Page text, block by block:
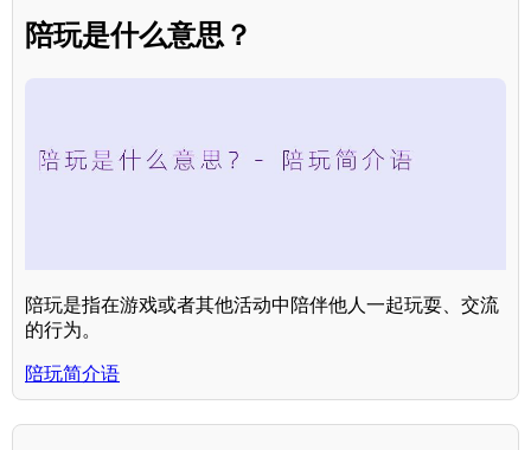
陪玩是什么意思？
陪玩是指在游戏或者其他活动中陪伴他人一起玩耍、交流
的行为。
陪玩简介语